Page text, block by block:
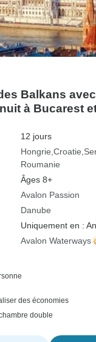
Balkans
à Bucarest
12 jours
Hongrie Croatie
Roumanie
Âges 8+
Avalon Passion
Danube
Uniquement en :
Avalon Waterways
des économies
double